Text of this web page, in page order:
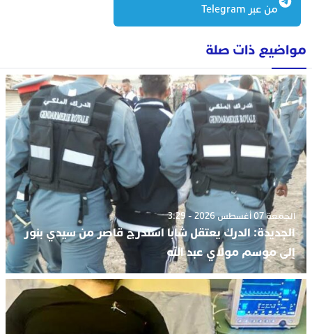
من عبر Telegram
مواضيع ذات صلة
الجمعة 07 أغسطس 2026 - 3:29
الجديدة: الدرك يعتقل شابا استدرج قاصر من سيدي بنور
إلى موسم مولاي عبد الله